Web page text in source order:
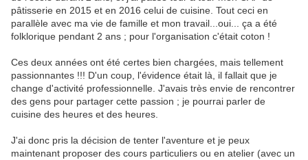
pâtisserie en 2015 et en 2016 celui de cuisine. Tout ceci en
parallèle avec ma vie de famille et mon travail...oui... ça a été
folklorique pendant 2 ans ; pour l'organisation c'était coton !
Ces deux années ont été certes bien chargées, mais tellement
passionnantes !!! D'un coup, l'évidence était là, il fallait que je
change d'activité professionnelle. J'avais très envie de rencontrer
des gens pour partager cette passion ; je pourrai parler de
cuisine des heures et des heures.
J'ai donc pris la décision de tenter l'aventure et je peux
maintenant proposer des cours particuliers ou en atelier (avec un